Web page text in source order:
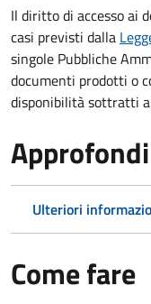
Il diritto di accesso ai
casi previsti dalla
singole Pubbliche
documenti prodotti o
disponibilità sottratti
Ulteriori
Come fare